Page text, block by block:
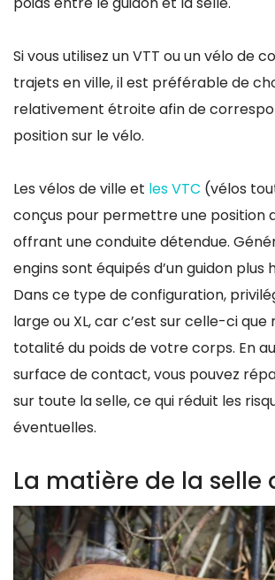
Si vous utilisez un VTT ou un vélo de
trajets en ville, il est préférable de
relativement étroite afin de
position sur le vélo.
Les vélos de ville et les VTC (vélos
conçus pour permettre une position
offrant une conduite détendue.
engins sont équipés d’un guidon plus
Dans ce type de configuration,
large ou XL, car c’est sur celle-ci que
totalité du poids de votre corps. En
surface de contact, vous pouvez
sur toute la selle, ce qui réduit les
éventuelles.
La matière de la selle